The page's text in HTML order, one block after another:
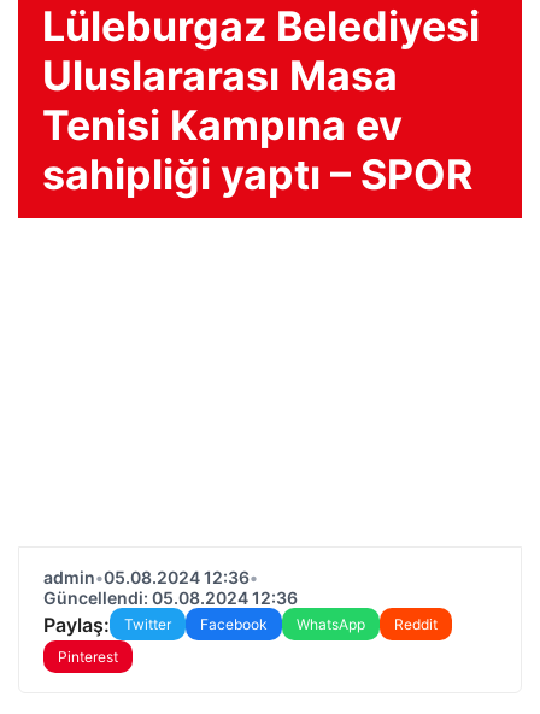
Lüleburgaz Belediyesi
Uluslararası Masa
Tenisi Kampına ev
sahipliği yaptı – SPOR
admin•05.08.2024 12:36•
Güncellendi: 05.08.2024 12:36
Paylaş: Twitter Facebook WhatsApp
Reddit
Pinterest